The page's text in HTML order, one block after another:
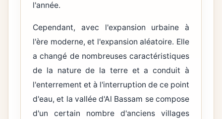
l'année.
Cependant, avec l'expansion urbaine à
l'ère moderne, et l'expansion aléatoire. Elle
a changé de nombreuses caractéristiques
de la nature de la terre et a conduit à
l'enterrement et à l'interruption de ce point
d'eau, et la vallée d'Al Bassam se compose
d'un certain nombre d'anciens villages